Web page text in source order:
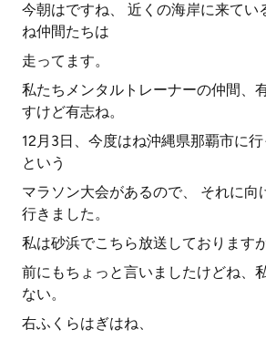
今朝はですね、 近くの海岸に来てい
ね仲間たちは
走ってます。
私たちメンタルトレーナーの仲間、
すけど有志ね。
12月3日、今度はね沖縄県那覇市に
という
マラソン大会があるので、 それに向
行きました。
私は砂浜でこちら放送しておりますが
前にもちょっと言いましたけどね、
ない。
右ふくらはぎはね、